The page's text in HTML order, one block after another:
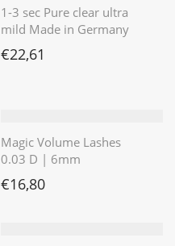
1-3 sec Pure clear ultra
mild Made in Germany
€22,61
Magic Volume Lashes
0.03 D | 6mm
€16,80